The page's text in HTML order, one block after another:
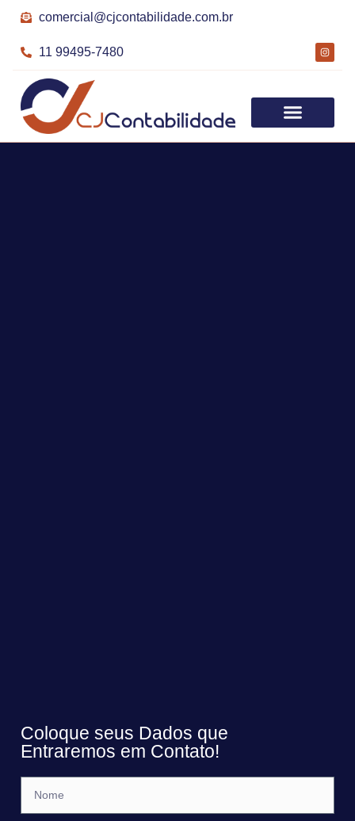
comercial@cjcontabilidade.com.br
11 99495-7480
Coloque seus Dados que
Entraremos em Contato!